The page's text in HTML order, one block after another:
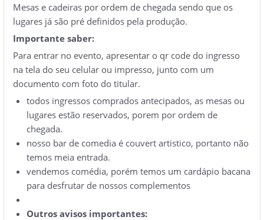
Mesas e cadeiras por ordem de chegada sendo que os
lugares já são pré definidos pela produção.
Importante saber:
Para entrar no evento, apresentar o qr code do ingresso
na tela do seu celular ou impresso, junto com um
documento com foto do titular.
todos ingressos comprados antecipados, as mesas ou
lugares estão reservados, porem por ordem de
chegada.
nosso bar de comedia é couvert artistico, portanto não
temos meia entrada.
vendemos comédia, porém temos um cardápio bacana
para desfrutar de nossos complementos
Outros avisos importantes: